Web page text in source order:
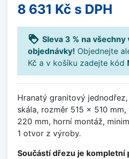
8 631 Kč s DPH
loyalty Sleva 3 % na všechny
objednávky! Objednejte
Kč a v košíku zadejte kód
Hranatý granitový
skála, rozměr 515 x 510
220 mm, horní montáž,
1 otvor z výroby.
Součástí dřezu je kompletní